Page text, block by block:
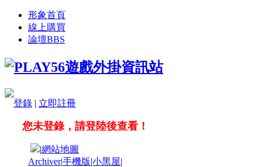
形象首頁
線上購買
論壇BBS
登錄 | 立即註冊
您未登錄，請登陸後查看！
|網站地圖
Archiver|手機版|小黑屋|